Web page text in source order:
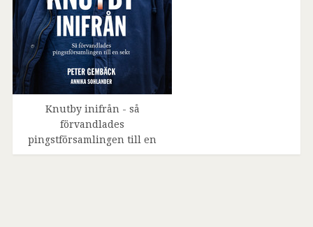
Knutby inifrån - så
förvandlades
pingstförsamlingen till en